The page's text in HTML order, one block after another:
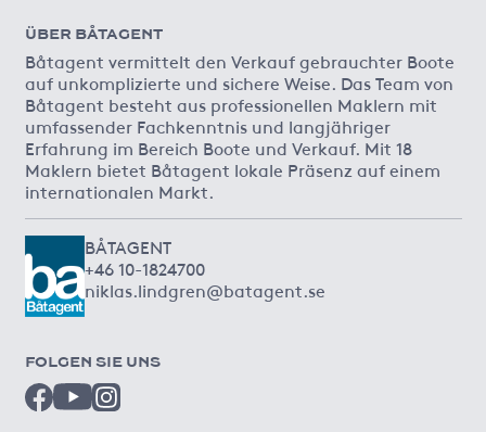
ÜBER BÅTAGENT
Båtagent vermittelt den Verkauf gebrauchter Boote
auf unkomplizierte und sichere Weise. Das Team von
Båtagent besteht aus professionellen Maklern mit
umfassender Fachkenntnis und langjähriger
Erfahrung im Bereich Boote und Verkauf. Mit 18
Maklern bietet Båtagent lokale Präsenz auf einem
internationalen Markt.
BÅTAGENT
+46 10-1824700
niklas.lindgren@batagent.se
FOLGEN SIE UNS